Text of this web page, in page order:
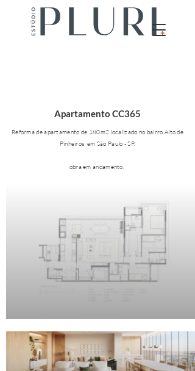
Apartamento CC365
Reforma de apartamento de 180m2 localizado no bairro Alto de
Pinheiros em São Paulo - SP.​
obra em andamento.